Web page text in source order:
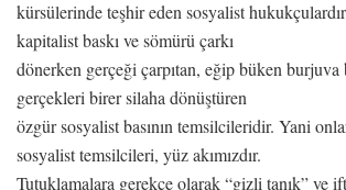
kürsülerinde teşhir eden sosyalist
kapitalist baskı ve sömürü çarkı
dönerken gerçeği çarpıtan, eğip büken burjuva
gerçekleri birer silaha dönüştüren
özgür sosyalist basının temsilcileridir. Yani
sosyalist temsilcileri, yüz akımızdır.
Tutuklamalara gerekçe olarak “gizli tanık” ve